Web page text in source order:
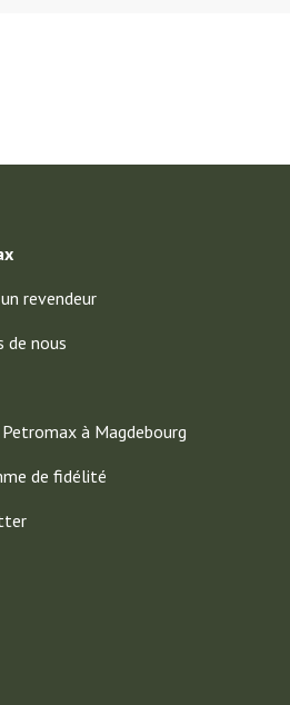
revendeur
de nous
à Magdebourg
de fidélité